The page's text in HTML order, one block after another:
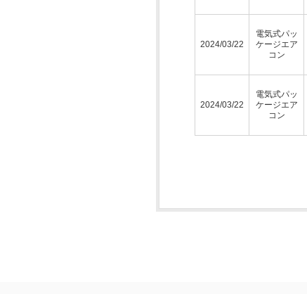
2024/03/22
電気式パッ
ケージエア
コン
2024/03/22
電気式パッ
ケージエア
コン